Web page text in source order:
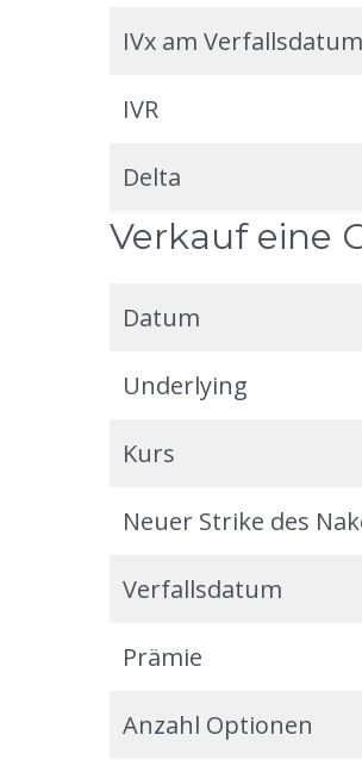
IVx am Verfallsdatum
IVR
Delta
Verkauf eine
Datum
Underlying
Kurs
Neuer Strike des
Verfallsdatum
Prämie
Anzahl Optionen